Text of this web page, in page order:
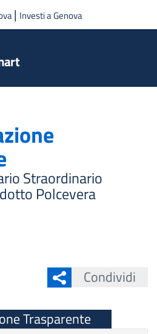
principale
| Investi a Genova
Straordinario
Polcevera
Condividi
Trasparente